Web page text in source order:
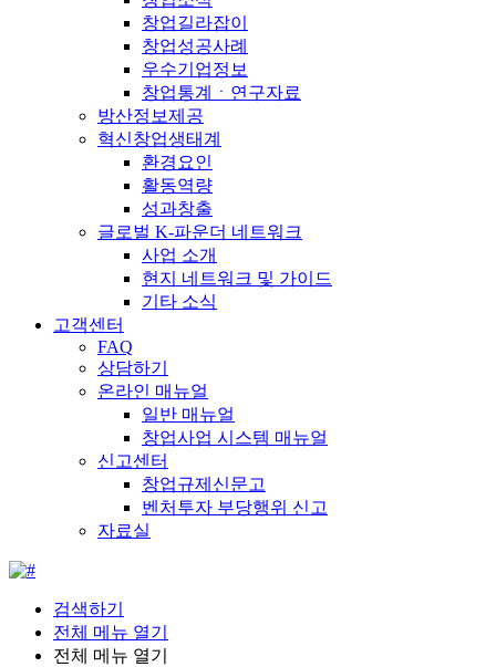
창업길라잡이
창업성공사례
우수기업정보
창업통계ㆍ연구자료
방산정보제공
혁신창업생태계
환경요인
활동역량
성과창출
글로벌 K-파운더 네트워크
사업 소개
현지 네트워크 및 가이드
기타 소식
고객센터
FAQ
상담하기
온라인 매뉴얼
일반 매뉴얼
창업사업 시스템 매뉴얼
신고센터
창업규제신문고
벤처투자 부당행위 신고
자료실
검색하기
전체 메뉴 열기
전체 메뉴 열기